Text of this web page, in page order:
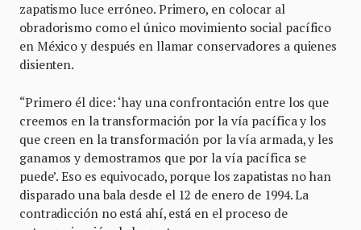
zapatismo luce erróneo. Primero, en colocar al
obradorismo como el único movimiento social pacífico
en México y después en llamar conservadores a quienes
disienten.
“Primero él dice: ‘hay una confrontación entre los que
creemos en la transformación por la vía pacífica y los
que creen en la transformación por la vía armada, y les
ganamos y demostramos que por la vía pacífica se
puede’. Eso es equivocado, porque los zapatistas no han
disparado una bala desde el 12 de enero de 1994. La
contradicción no está ahí, está en el proceso de